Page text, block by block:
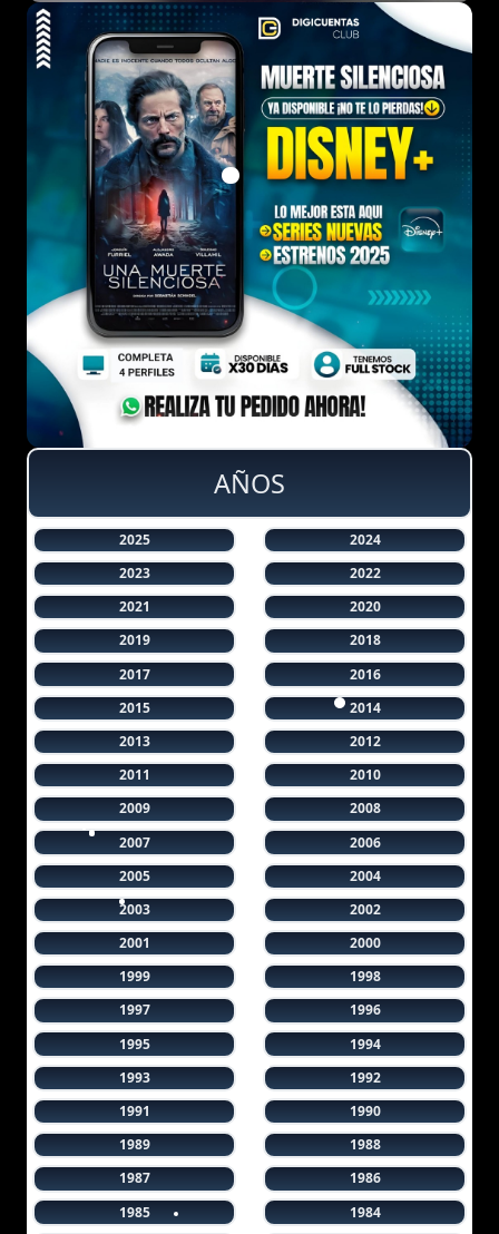
AÑOS
2025
2024
2023
2022
2021
2020
2019
2018
2017
2016
2015
2014
2013
2012
2011
2010
2009
2008
2007
2006
2005
2004
2003
2002
2001
2000
1999
1998
1997
1996
1995
1994
1993
1992
1991
1990
1989
1988
1987
1986
1985
1984